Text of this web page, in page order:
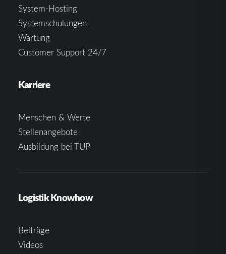
System-Hosting
Systemschulungen
Wartung
Customer Support 24/7
Karriere
Menschen & Werte
Stellenangebote
Ausbildung bei TUP
Logistik Knowhow
Beiträge
Videos